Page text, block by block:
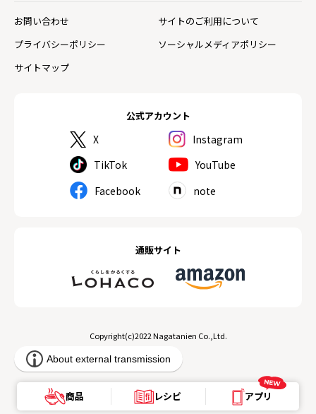
公式アカウント
X
Instagram
TikTok
YouTube
Facebook
note
通販サイト
お問い合わせ
サイトのご利用について
プライバシーポリシー
ソーシャルメディアポリシー
サイトマップ
Copyright(c)2022 Nagatanien Co.,Ltd.
商品 レシピ アプリ